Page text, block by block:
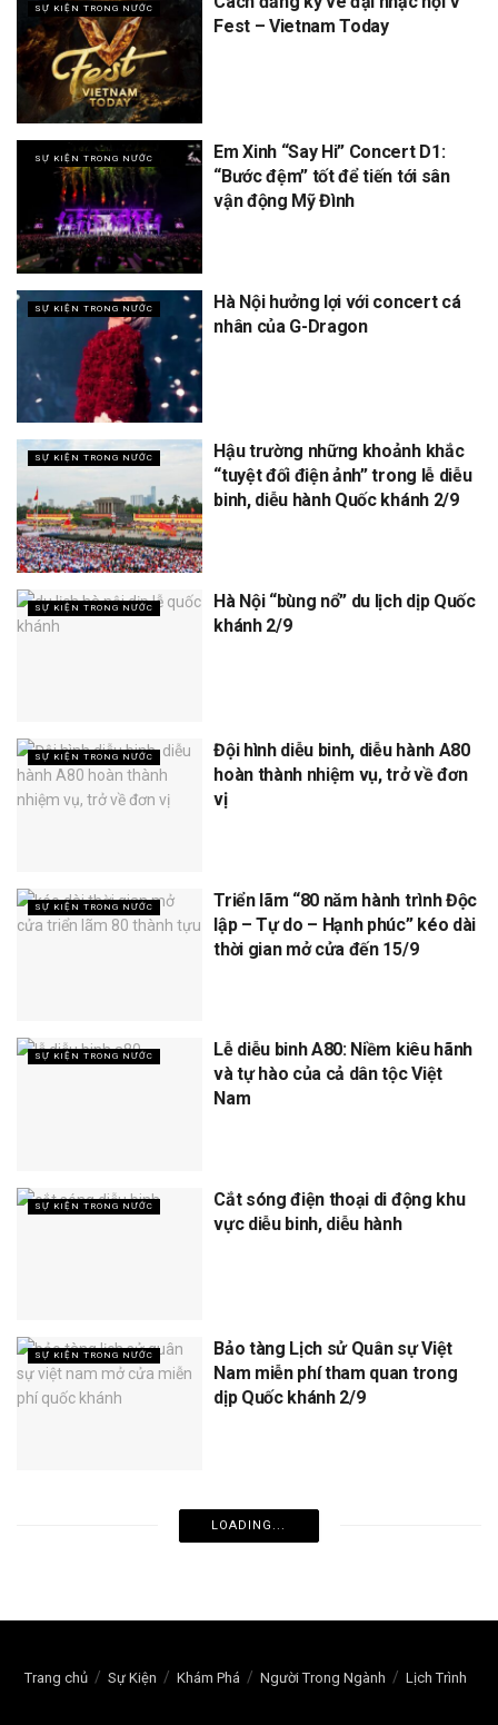
SỰ KIỆN TRONG NƯỚC
Fest – Vietnam Today
SỰ KIỆN TRONG NƯỚC
Em Xinh “Say Hi” Concert D1:
“Bước đệm” tốt để tiến tới sân
vận động Mỹ Đình
SỰ KIỆN TRONG NƯỚC
Hà Nội hưởng lợi với concert cá
nhân của G-Dragon
SỰ KIỆN TRONG NƯỚC
Hậu trường những khoảnh khắc
“tuyệt đối điện ảnh” trong lễ diễu
binh, diễu hành Quốc khánh 2/9
SỰ KIỆN TRONG NƯỚC
Hà Nội “bùng nổ” du lịch dịp Quốc
khánh 2/9
SỰ KIỆN TRONG NƯỚC
Đội hình diễu binh, diễu hành A80
hoàn thành nhiệm vụ, trở về đơn
vị
SỰ KIỆN TRONG NƯỚC
Triển lãm “80 năm hành trình Độc
lập – Tự do – Hạnh phúc” kéo dài
thời gian mở cửa đến 15/9
SỰ KIỆN TRONG NƯỚC
Lễ diễu binh A80: Niềm kiêu hãnh
và tự hào của cả dân tộc Việt
Nam
SỰ KIỆN TRONG NƯỚC
Cắt sóng điện thoại di động khu
vực diễu binh, diễu hành
SỰ KIỆN TRONG NƯỚC
Bảo tàng Lịch sử Quân sự Việt
Nam miễn phí tham quan trong
dịp Quốc khánh 2/9
LOADING...
Trang chủ Sự Kiện Khám Phá Người Trong Ngành Lịch Trình